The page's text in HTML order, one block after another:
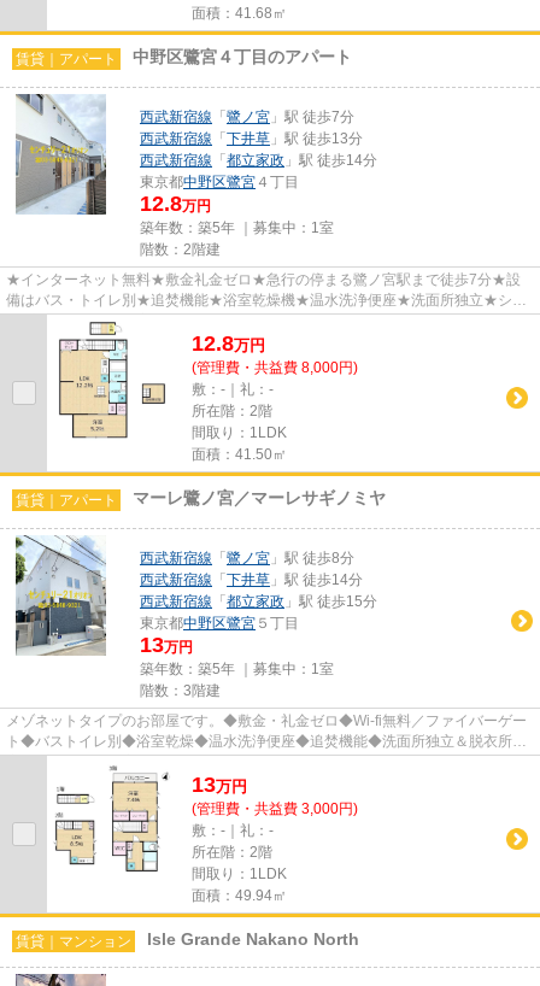
面積：41.68㎡
賃貸｜アパート 中野区鷺宮４丁目のアパート
西武新宿線 「 鷺ノ宮 」駅 徒歩7分
西武新宿線 「 下井草 」駅 徒歩13分
西武新宿線 「 都立家政 」駅 徒歩14分
東京都中野区鷺宮 ４丁目
12.8万円
築年数：築5年 ｜募集中： 1室
階数：2階建
★インターネット無料★敷金礼金ゼロ★急行の停まる鷺ノ宮駅まで徒歩7分★設
備はバス・トイレ別★追焚機能★浴室乾燥機★温水洗浄便座★洗面所独立★シャ
ンプードレッサー★室内洗濯機置場★ＩＨ...
12.8万円
(管理費・共益費 8,000円)
敷：-｜礼：-
所在階：2階
間取り：1LDK
面積：41.50㎡
賃貸｜アパート マーレ鷺ノ宮／マーレサギノミヤ
西武新宿線 「 鷺ノ宮 」駅 徒歩8分
西武新宿線 「 下井草 」駅 徒歩14分
西武新宿線 「 都立家政 」駅 徒歩15分
東京都中野区鷺宮 ５丁目
13万円
築年数：築5年 ｜募集中： 1室
階数：3階建
メゾネットタイプのお部屋です。◆敷金・礼金ゼロ◆Wi-fi無料／ファイバーゲー
ト◆バストイレ別◆浴室乾燥◆温水洗浄便座◆追焚機能◆洗面所独立＆脱衣所◆
室内洗濯機置場◆室内物干◆２口ＩＨシ...
13万円
(管理費・共益費 3,000円)
敷：-｜礼：-
所在階：2階
間取り：1LDK
面積：49.94㎡
賃貸｜マンション Isle Grande Nakano North